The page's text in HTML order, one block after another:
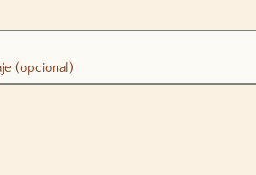
(opcional)